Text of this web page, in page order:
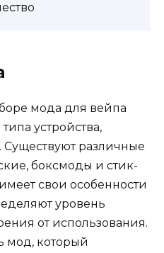
мода для вейпа
устройства,
различные
боксмоды и стик-
свои особенности
уровень
от использования.
мод, который